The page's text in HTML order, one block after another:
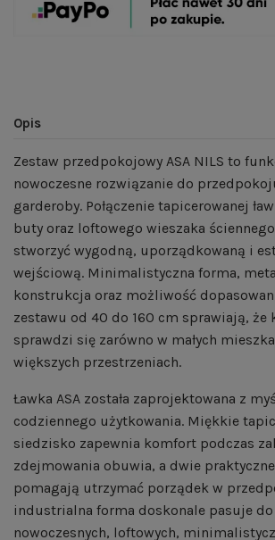
Opis
Zestaw przedpokojowy ASA NILS to
nowoczesne rozwiązanie do
garderoby. Połączenie tapicerowanej
buty oraz loftowego wieszaka
stworzyć wygodną, uporządkowaną i
wejściową. Minimalistyczna forma,
konstrukcja oraz możliwość
zestawu od 40 do 160 cm sprawiają,
sprawdzi się zarówno w małych
większych przestrzeniach.
Ławka ASA została zaprojektowana z
codziennego użytkowania. Miękkie
siedzisko zapewnia komfort podczas
zdejmowania obuwia, a dwie
pomagają utrzymać porządek w
industrialna forma doskonale pasuje
nowoczesnych, loftowych,